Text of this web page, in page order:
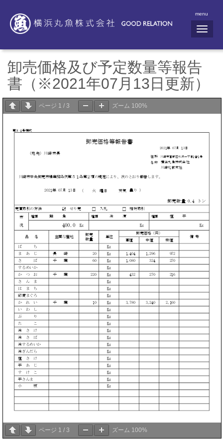
menu
N
a
i
n
卸売価格及び予定数量等報告
書（※2021年07月13日更新）
ページ 1 / 3 ズーム 100%
ページ 1 / 3 ズーム 100%